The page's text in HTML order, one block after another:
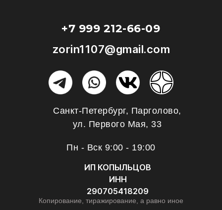
Копирование, тиражирование, а равно иное
Пн - Вск 9:00 - 19:00
Санкт-Петербург, Парголово,
ул. Первого Мая, 33
ИП КОПЫЛЬЦОВ
ИНН
290705418209
+7 999 212-66-09
zorin1107@gmail.com